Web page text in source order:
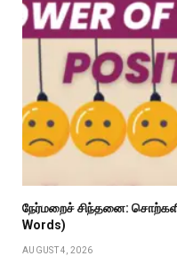
நேர்மறைச் சிந்தனை:
Words)
AUGUST 4, 2026